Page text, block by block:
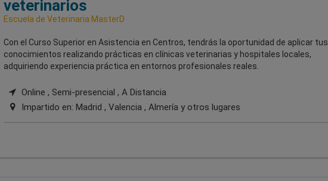
veterinarios
Escuela de Veterinaria MasterD
Con el Curso Superior en Asistencia en Centros, tendrás la oportunidad de aplicar tus
conocimientos realizando prácticas en clínicas veterinarias y hospitales locales,
adquiriendo experiencia práctica en entornos profesionales reales.
Online , Semi-presencial , A Distancia
Impartido en: Madrid , Valencia , Almería y otros lugares